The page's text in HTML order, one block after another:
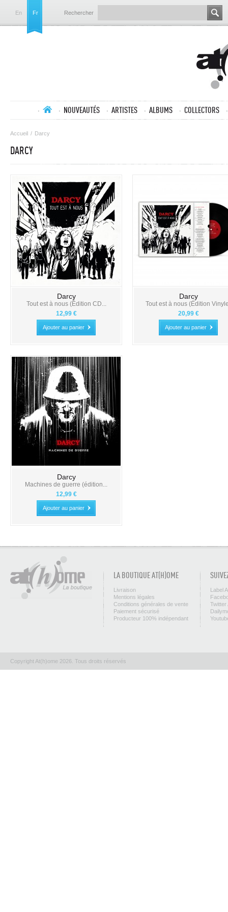
En Fr Rechercher
NOUVEAUTÉS ARTISTES ALBUMS COLLECTORS
Accueil / Darcy
DARCY
Darcy
Tout est à nous (Édition CD...
12,99 €
Ajouter au panier
Darcy
Tout est à nous (Édition
20,99 €
Ajouter au panier
Darcy
Machines de guerre (édition...
12,99 €
Ajouter au panier
LA BOUTIQUE AT(H)OME
Livraison
Mentions légales
Conditions générales de vente
Paiement sécurisé
Producteur 100% indépendant
Label
Twitter
Copyright At(h)ome 2026. Tous droits réservés